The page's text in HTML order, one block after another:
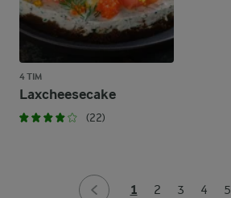
4 TIM
Laxcheesecake
(22)
1 2 3 4 5